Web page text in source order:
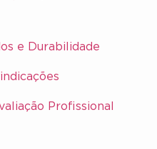
e Durabilidade
Profissional